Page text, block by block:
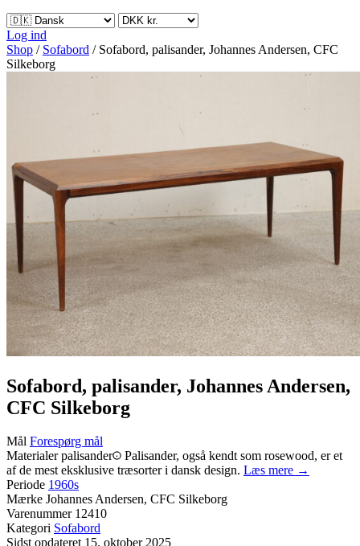
Log ind
Shop / Sofabord / Sofabord, palisander, Johannes Andersen, CFC
Silkeborg
Sofabord, palisander, Johannes Andersen,
CFC Silkeborg
Mål Forespørg mål
Materialer palisander
Palisander, også kendt som rosewood, er et
af de mest eksklusive træsorter i dansk design. Læs mere →
Periode 1960s
Mærke Johannes Andersen, CFC Silkeborg
Varenummer 12410
Kategori Sofabord
Sidst opdateret 15. oktober 2025